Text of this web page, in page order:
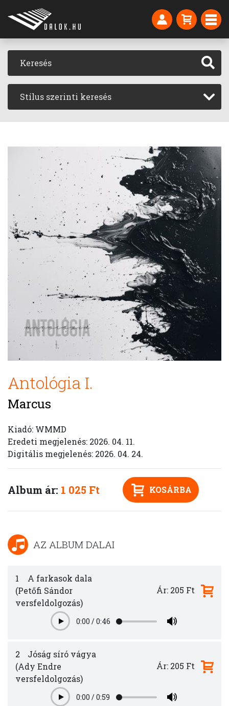
Stílus szerinti keresés
Antológia I.
Marcus
Kiadó: WMMD
Eredeti megjelenés: 2026. 04. 11.
Digitális megjelenés: 2026. 04. 24.
Album ár: 1 025 Ft KOSÁRBA
AZ ALBUM DALAI
1
A farkasok dala
(Petőfi Sándor
versfeldolgozás)
Play0:00 /0:46
Ár: 205 Ft
2
Jóság síró vágya
(Ady Endre
versfeldolgozás)
Play0:00 /0:59
Ár: 205 Ft